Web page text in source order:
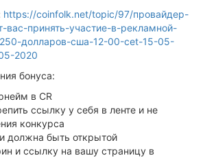
https://coinfolk.net/topic/97/провайдер-
вас-принять-участие-в-рекламной-
долларов-сша-12-00-cet-15-05-
2020
бонуса:
в CR
ссылку у себя в ленте и не
конкурса
должна быть открытой
и ссылку на вашу страницу в